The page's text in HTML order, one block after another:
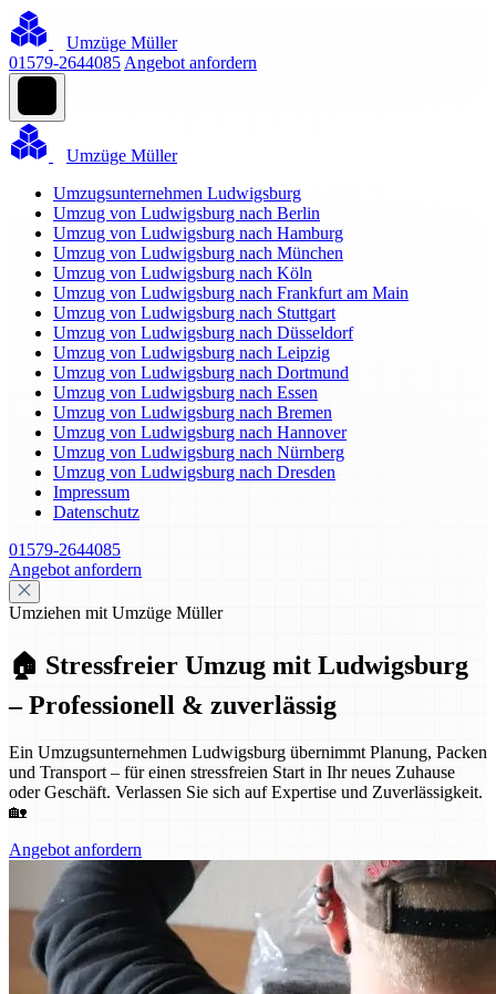
Umzüge Müller
01579-2644085 Angebot anfordern
Umzüge Müller
Umzugsunternehmen Ludwigsburg
Umzug von Ludwigsburg nach Berlin
Umzug von Ludwigsburg nach Hamburg
Umzug von Ludwigsburg nach München
Umzug von Ludwigsburg nach Köln
Umzug von Ludwigsburg nach Frankfurt am Main
Umzug von Ludwigsburg nach Stuttgart
Umzug von Ludwigsburg nach Düsseldorf
Umzug von Ludwigsburg nach Leipzig
Umzug von Ludwigsburg nach Dortmund
Umzug von Ludwigsburg nach Essen
Umzug von Ludwigsburg nach Bremen
Umzug von Ludwigsburg nach Hannover
Umzug von Ludwigsburg nach Nürnberg
Umzug von Ludwigsburg nach Dresden
Impressum
Datenschutz
01579-2644085
Angebot anfordern
Umziehen mit Umzüge Müller
🏠 Stressfreier Umzug mit Ludwigsburg
– Professionell & zuverlässig
Ein Umzugsunternehmen Ludwigsburg übernimmt Planung, Packen
und Transport – für einen stressfreien Start in Ihr neues Zuhause
oder Geschäft. Verlassen Sie sich auf Expertise und Zuverlässigkeit.
🏡
Angebot anfordern